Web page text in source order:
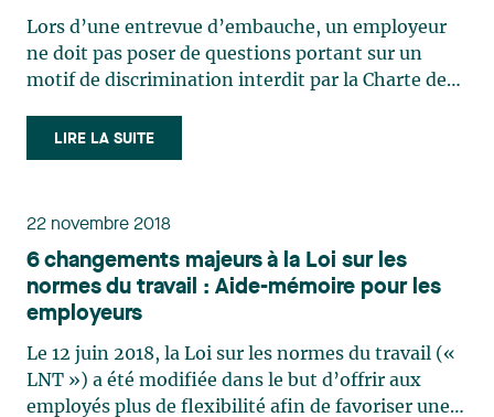
Lors d’une entrevue d’embauche, un employeur
ne doit pas poser de questions portant sur un
motif de discrimination interdit par la Charte des
tel que la religion, l’état civil ou l’origine ethnique
ou nationale d’un candidat. Le simple fait de (…)
LIRE LA SUITE
22 novembre 2018
6 changements majeurs à la Loi sur les
normes du travail : Aide-mémoire pour les
employeurs
Le 12 juin 2018, la Loi sur les normes du travail («
LNT ») a été modifiée dans le but d’offrir aux
employés plus de flexibilité afin de favoriser une